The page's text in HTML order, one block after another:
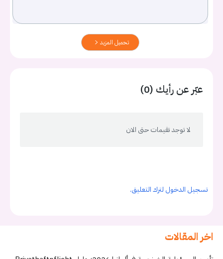
تحميل المزيد
عبّر عن رأيك (0)
لا توجد تقيمات حتى الان
تسجيل الدخول لترك التعليق.
اخر المقالات